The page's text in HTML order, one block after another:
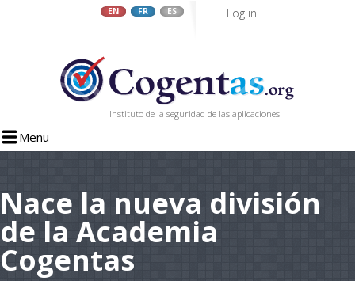
Skip
Instituto de la seguridad de las aplicaciones
EN FR ES Log in
Menu
Nace la nueva división
de la Academia
Cogentas